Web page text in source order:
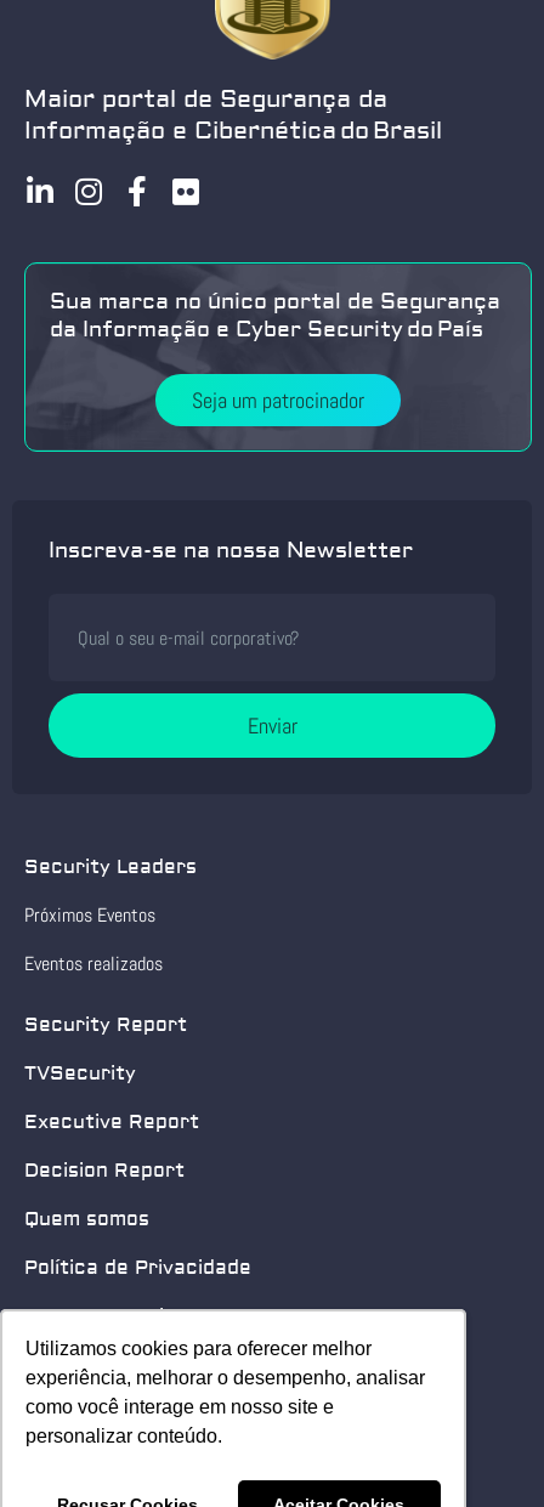
Utilizamos cookies para oferecer melhor
experiência, melhorar o desempenho, analisar
como você interage em nosso site e
personalizar conteúdo.
Utilizamos cookies para oferecer melhor
experiência, melhorar o desempenho, analisar
como você interage em nosso site e
personalizar conteúdo.
Maior portal de Segurança da
Informação e Cibernética do Brasil
Sua marca no único portal de Segurança
da Informação e Cyber Security do País
Seja um patrocinador
Inscreva-se na nossa Newsletter
Enviar
Security Leaders
Próximos Eventos
Eventos realizados
Security Report
TVSecurity
Executive Report
Decision Report
Quem somos
Política de Privacidade
Quero patrocinar
Contato
Home
© 2025 Security Leader. Todos os Direitos Reservados.